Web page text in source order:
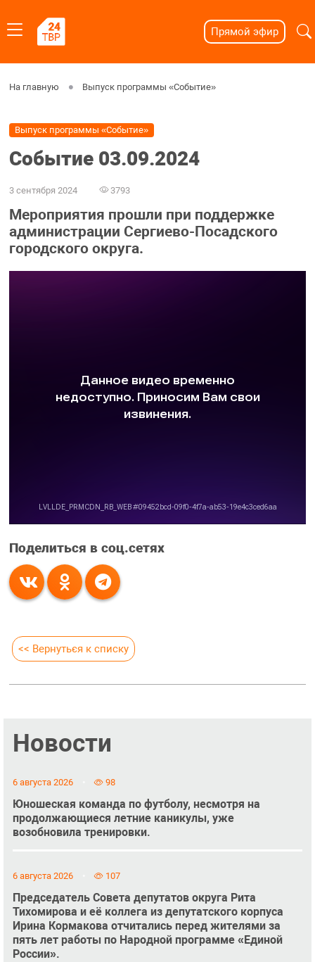
Прямой эфир
На главную Выпуск программы «Событие»
Выпуск программы «Событие»
Событие 03.09.2024
3 сентября 2024 3793
Мероприятия прошли при поддержке
администрации Сергиево-Посадского
городского округа.
Поделиться в соц.сетях
<< Вернуться к списку
Новости
6 августа 2026 98
Юношеская команда по футболу, несмотря на
продолжающиеся летние каникулы, уже
возобновила тренировки.
6 августа 2026 107
Председатель Совета депутатов округа Рита
Тихомирова и её коллега из депутатского корпуса
Ирина Кормакова отчитались перед жителями за
пять лет работы по Народной программе «Единой
России».